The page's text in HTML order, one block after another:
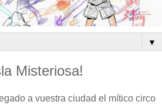
▼
Misteriosa!
a vuestra ciudad el mítico circo